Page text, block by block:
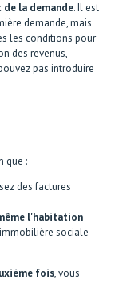
la demande. Il est
demande, mais
les conditions pour
des revenus,
pas introduire
que :
des factures
l'habitation
sociale
fois, vous